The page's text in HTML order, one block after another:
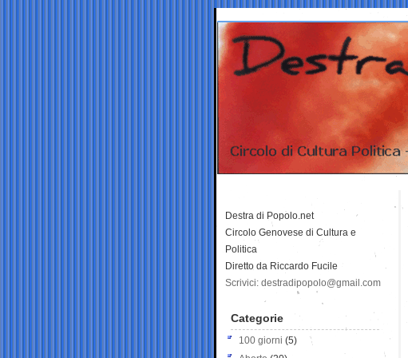
Destra di Popolo.net
Circolo Genovese di Cultura e
Politica
Diretto da Riccardo Fucile
Scrivici: destradipopolo@gmail.com
Categorie
100 giorni (5)